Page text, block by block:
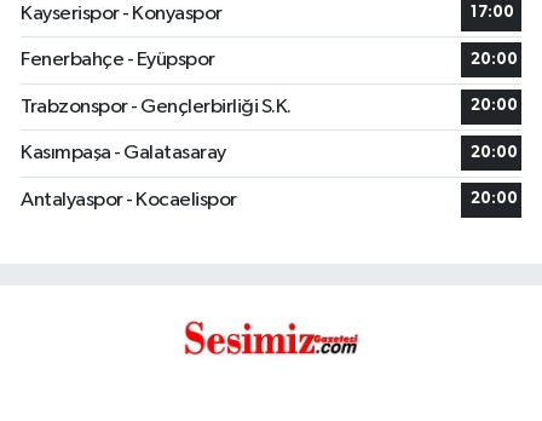
Kayserispor - Konyaspor
17:00
Fenerbahçe - Eyüpspor 20:00
Trabzonspor - Gençlerbirliği S.K. 20:00
Kasımpaşa - Galatasaray 20:00
Antalyaspor - Kocaelispor 20:00